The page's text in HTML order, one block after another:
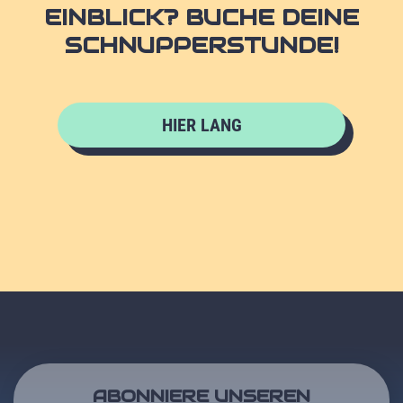
EINBLICK? BUCHE DEINE
SCHNUPPERSTUNDE!
HIER LANG
ABONNIERE UNSEREN